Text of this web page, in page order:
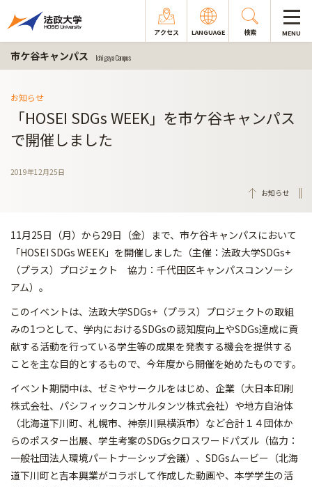
アクセス LANGUAGE 検索 MENU
市ケ谷キャンパス Ichigaya Campus
お知らせ
「HOSEI SDGs WEEK」を市ケ谷キャンパス
で開催しました
2019年12月25日
お知らせ
11月25日（月）から29日（金）まで、市ケ谷キャンパスにおいて
「HOSEI SDGs WEEK」を開催しました（主催：法政大学SDGs+
（プラス）プロジェクト 協力：千代田区キャンパスコンソーシ
アム）。
このイベントは、法政大学SDGs+（プラス）プロジェクトの取組
みの1つとして、学内におけるSDGsの認知度向上やSDGs達成に貢
献する活動を行っている学生等の成果を発表する機会を提供する
ことを主な目的とするもので、今年度から開催を始めたものです。
イベント期間中は、ゼミやサークルをはじめ、企業（大日本印刷
株式会社、パシフィックコンサルタンツ株式会社）や地方自治体
（北海道下川町、札幌市、神奈川県横浜市）など合計１４団体か
らのポスター出展、学生考案のSDGsクロスワードパズル（協力：
一般社団法人環境パートナーシップ会議）、SDGsムービー（北海
道下川町と吉本興業がコラボして作成した動画や、本学学生の活